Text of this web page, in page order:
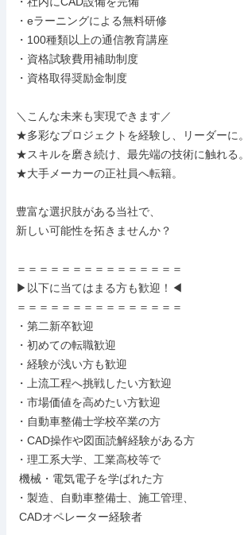
・eラーニングによる無料研修
・100種類以上の通信教育講座
・資格試験費用補助制度
・資格取得奨励金制度
＼こんな未来も実現できます／
★多彩なプロジェクトを経験し、リーダーに。
★スキルを磨き続け、最先端の技術に触れる。
★大手メーカーの正社員へ転籍。
豊富な選択肢がある当社で、
新しい可能性を拓きませんか？
＝＝＝＝＝＝＝＝＝＝＝＝＝＝＝
▶以下に当てはまる方も歓迎！◀
＝＝＝＝＝＝＝＝＝＝＝＝＝＝＝
・第二新卒歓迎
・初めての転職歓迎
・経験が浅い方も歓迎
・上流工程へ挑戦したい方歓迎
・市場価値を高めたい方歓迎
・自動車整備士学校卒業の方
・CAD操作や図面読解経験がある方
・理工系大学、工業高校等で
・製造、自動車整備士、施工管理、